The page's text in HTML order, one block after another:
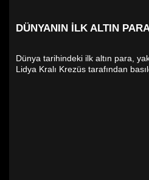
DÜNYANIN İLK ALTIN
Dünya tarihindeki ilk altın para,
Lidya Kralı Krezüs tarafından